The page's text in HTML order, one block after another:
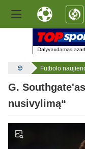
Futbolo
G.
nusivylimą“